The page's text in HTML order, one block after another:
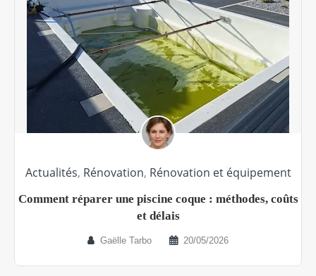
Actualités, Rénovation, Rénovation et équipement
Comment réparer une piscine coque : méthodes, coûts
et délais
Gaëlle Tarbo 20/05/2026